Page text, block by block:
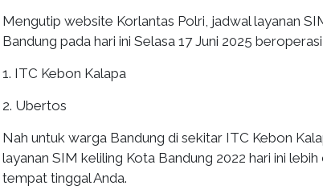
Mengutip website Korlantas Polri, jadwal layanan
Bandung pada hari ini Selasa 17 Juni 2025
1. ITC Kebon Kalapa
2. Ubertos
Nah untuk warga Bandung di sekitar ITC Kebon
layanan SIM keliling Kota Bandung 2022 hari ini
tempat tinggal Anda.